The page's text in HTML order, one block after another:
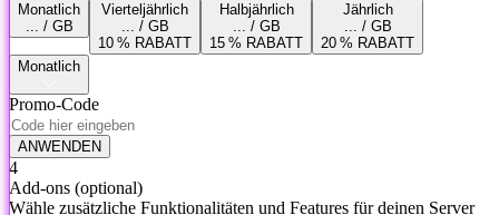
Monatlich
... / GB
Vierteljährlich
... / GB
10 % RABATT
Halbjährlich
... / GB
15 % RABATT
Jährlich
... / GB
20 % RABATT
Monatlich
Promo-Code
ANWENDEN
4
Add-ons (optional)
Wähle zusätzliche Funktionalitäten und Features für deinen Server